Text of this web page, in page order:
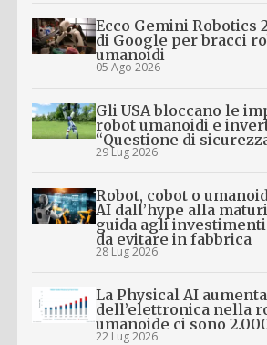
Ecco Gemini Robotics
di Google per bracci
umanoidi
05 Ago 2026
Gli USA bloccano le
robot umanoidi e
“Questione di
29 Lug 2026
Robot, cobot o
AI dall’hype alla
guida agli
da evitare in fabbrica
28 Lug 2026
La Physical AI
dell’elettronica nella
umanoide ci sono
22 Lug 2026